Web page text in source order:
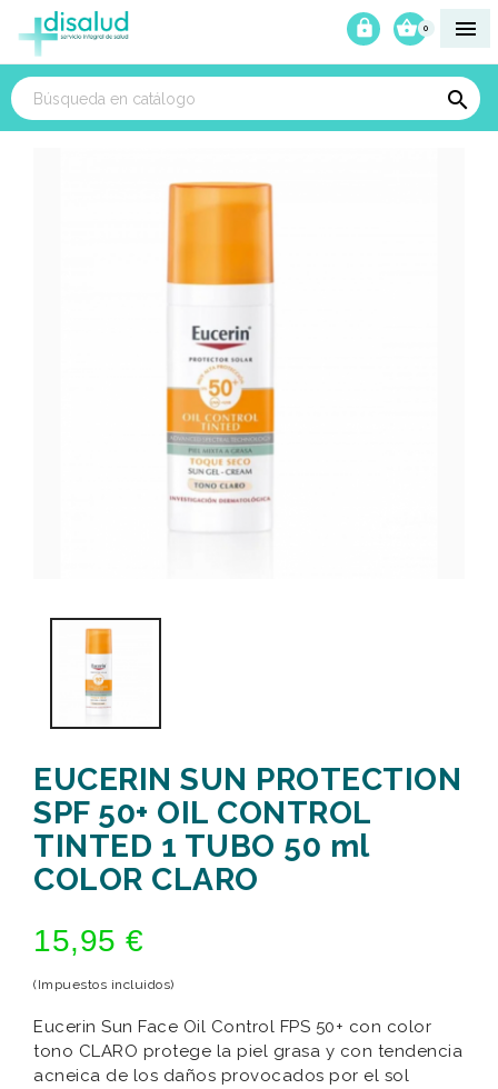

0



EUCERIN SUN PROTECTION
SPF 50+ OIL CONTROL
TINTED 1 TUBO 50 ml
COLOR CLARO
15,95 €
(Impuestos incluidos)
Eucerin Sun Face Oil Control FPS 50+ con color
tono CLARO protege la piel grasa y con tendencia
acneica de los daños provocados por el sol